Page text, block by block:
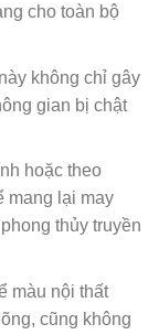
cho toàn bộ
không chỉ gây
gian bị chật
hoặc theo
mang lại may
thủy truyền
màu nội thất
cũng không